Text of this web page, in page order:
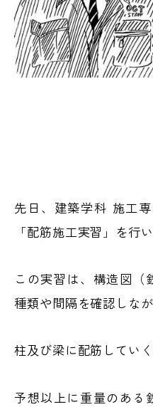
先日、建築学科 施工
「配筋施工実習」を行
この実習は、構造図（
種類や間隔を確認しなが
柱及び梁に配筋してい
予想以上に重量のある